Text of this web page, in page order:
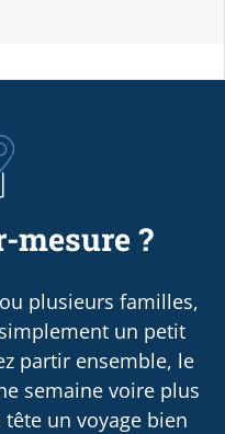
mesure ?
plusieurs familles,
un petit
partir ensemble, le
semaine voire plus
un voyage bien